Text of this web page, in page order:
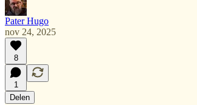
Pater Hugo
nov 24, 2025
8
1
Delen